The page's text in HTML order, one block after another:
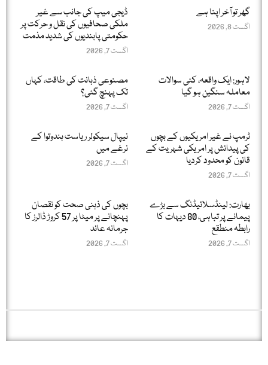
گھر تو آخر اپنا ہے
اگست 8, 2026
ڈیجی میپ کی جانب سے غیر
ملکی صحافیوں کی نقل و حرکت پر
حکومتی پابندیوں کی شدید مذمت
اگست 7, 2026
لاہور: ایک واقعہ، کئی سوالات
معاملہ سنگین ہو گیا
اگست 7, 2026
مصنوعی ذہانت کی طاقت، کہاں
تک پہنچ گئی؟
اگست 7, 2026
ٹرمپ نے غیر امریکیوں کے بچوں
کی پیدائش پر امریکی شہریت کے
قانون کو محدود کردیا
اگست 7, 2026
نیپال سیکولر ریاست ہندوتوا کے
نرغے میں
اگست 7, 2026
بھارت: لینڈسلائیڈنگ سے بڑے
پیمانے پر تباہی، 80 دیہات کا
رابطہ منطقع
اگست 7, 2026
بچوں کی ذہنی صحت کو نقصان
پہنچانے پر میٹا پر 57 کروڑ ڈالرز کا
جرمانہ عائد
اگست 7, 2026